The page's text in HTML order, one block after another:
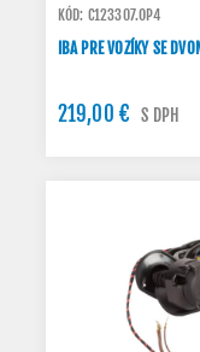
KÓD: C123307.OP4
IBA PRE VOZÍKY SE
219,00 € S DPH